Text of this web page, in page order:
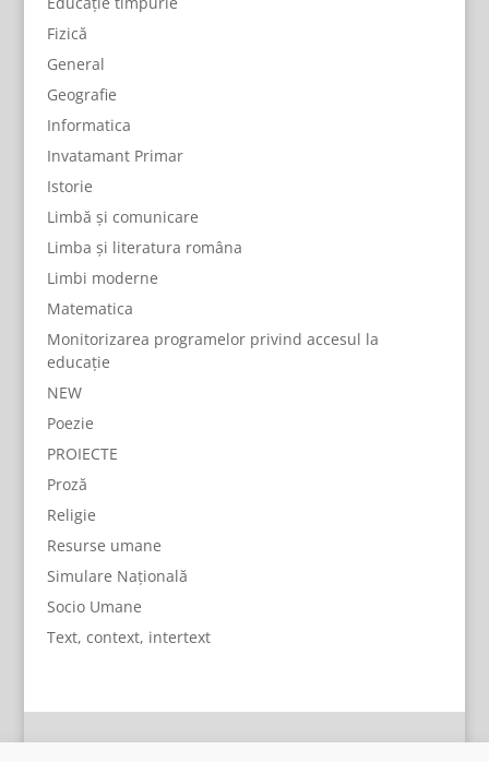
Fizică
General
Geografie
Informatica
Invatamant Primar
Istorie
Limbă și comunicare
Limba și literatura româna
Limbi moderne
Matematica
Monitorizarea programelor privind accesul la
educație
NEW
Poezie
PROIECTE
Proză
Religie
Resurse umane
Simulare Națională
Socio Umane
Text, context, intertext